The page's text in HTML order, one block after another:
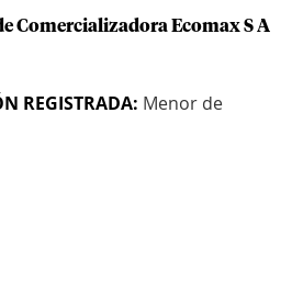
Comercializadora Ecomax S A
REGISTRADA: Menor de